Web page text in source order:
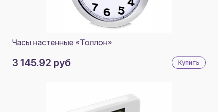
Часы настенные «Толлон»
3 145.92 руб Купить